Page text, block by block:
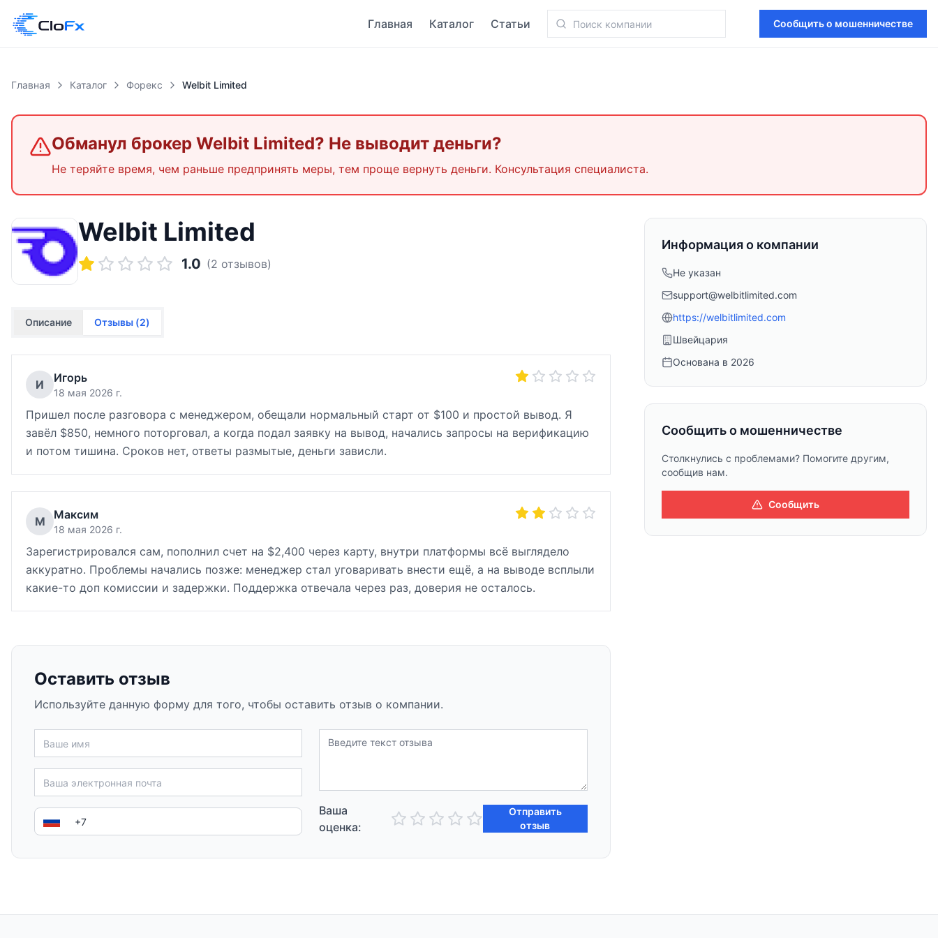
Главная Каталог Статьи Сообщить о мошенничестве
Главная Каталог Форекс Welbit Limited
Обманул брокер Welbit Limited? Не выводит деньги?
Не теряйте время, чем раньше предпринять меры, тем проще вернуть деньги. Консультация специалиста.
Welbit Limited
1.0 (2 отзывов)
Описание Отзывы (2)
И Игорь
18 мая 2026 г.
Пришел после разговора с менеджером, обещали нормальный старт от $100 и простой вывод. Я
завёл $850, немного поторговал, а когда подал заявку на вывод, начались запросы на верификацию
и потом тишина. Сроков нет, ответы размытые, деньги зависли.
М Максим
18 мая 2026 г.
Зарегистрировался сам, пополнил счет на $2,400 через карту, внутри платформы всё выглядело
аккуратно. Проблемы начались позже: менеджер стал уговаривать внести ещё, а на выводе всплыли
какие-то доп комиссии и задержки. Поддержка отвечала через раз, доверия не осталось.
Оставить отзыв
Используйте данную форму для того, чтобы оставить отзыв о компании.
Ваша
оценка:
Отправить
отзыв
Информация о компании
Не указан
support@welbitlimited.com
https://welbitlimited.com
Швейцария
Основана в 2026
Сообщить о мошенничестве
Столкнулись с проблемами? Помогите другим,
сообщив нам.
Сообщить